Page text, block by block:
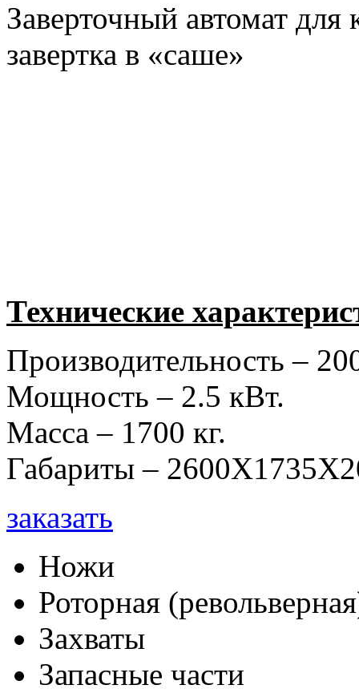
Заверточный автомат
завертка в «саше»
Технические
Производительность –
Мощность – 2.5 кВт.
Масса – 1700 кг.
Габариты –
заказать
Ножи
Роторная
Захваты
Запасные части